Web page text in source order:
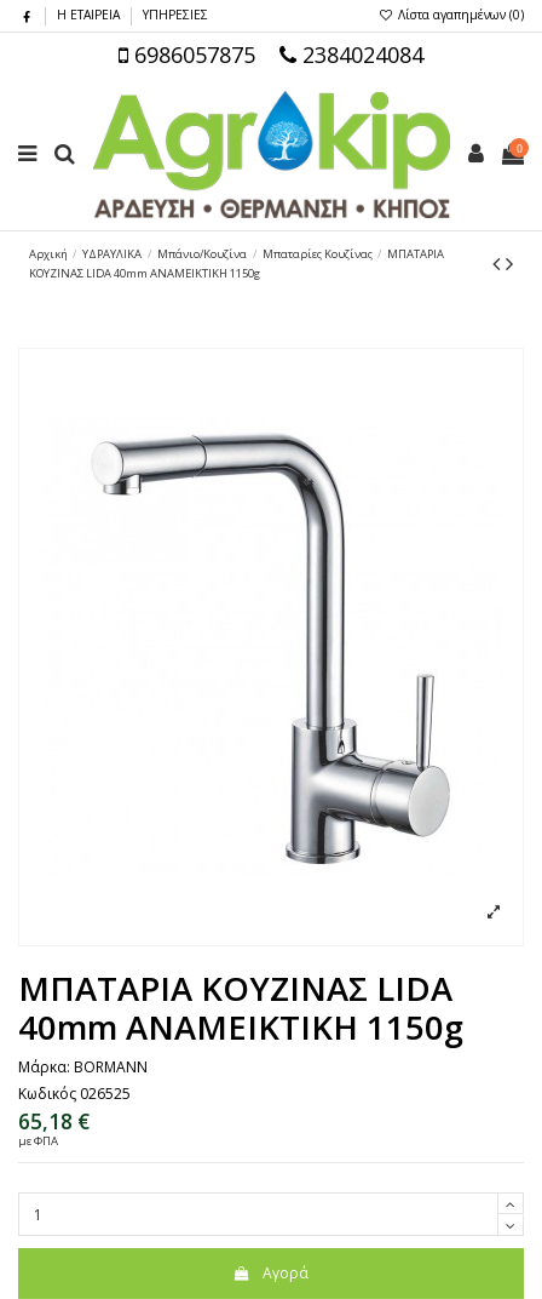
Η ΕΤΑΙΡΕΙΑ ΥΠΗΡΕΣΙΕΣ Λίστα αγαπημένων (0)
6986057875 2384024084
0
Αρχική ΥΔΡΑΥΛΙΚΑ Μπάνιο/Κουζίνα Μπαταρίες Κουζίνας
ΜΠΑΤΑΡΙΑ
ΚΟΥΖΙΝΑΣ LIDA 40mm ΑΝΑΜΕΙΚΤΙΚΗ 1150g
ΜΠΑΤΑΡΙΑ ΚΟΥΖΙΝΑΣ LIDA
40mm ΑΝΑΜΕΙΚΤΙΚΗ 1150g
Μάρκα: BORMANN
Κωδικός 026525
65,18 €
με ΦΠΑ
Αγορά